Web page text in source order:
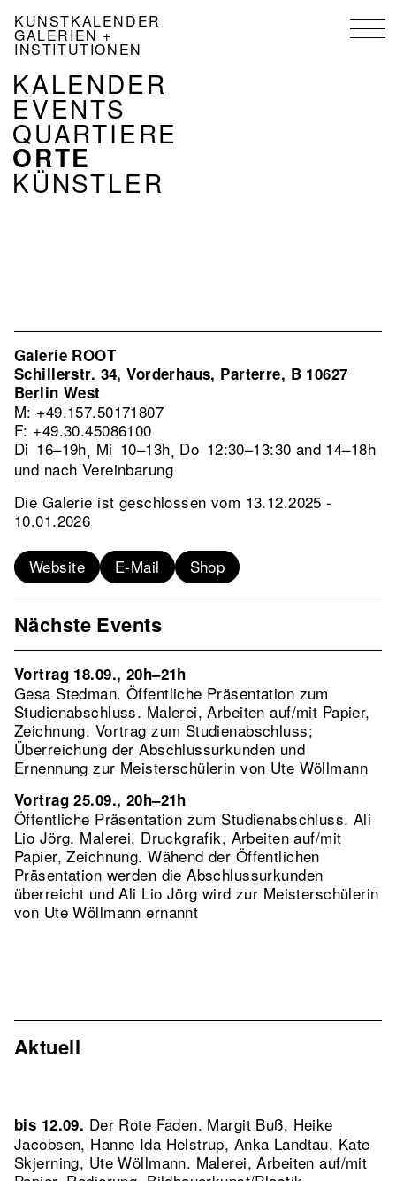
zum
Inhalt
KUNSTKALENDER
GALERIEN +
INSTITUTIONEN
NAVIGATION
KALENDER
DE
KALENDER
EVENTS
QUARTIERE
ORTE
KÜNSTLER
Nächste Events
Vortrag 18.09., 20h–21h
Gesa Stedman. Öffentliche Präsentation zum
Studienabschluss. Malerei, Arbeiten auf/mit Papier,
Zeichnung. Vortrag zum Studienabschluss;
Überreichung der Abschlussurkunden und
Ernennung zur Meisterschülerin von Ute Wöllmann
Vortrag 25.09., 20h–21h
Öffentliche Präsentation zum Studienabschluss. Ali
Lio Jörg. Malerei, Druckgrafik, Arbeiten auf/mit
Papier, Zeichnung. Wähend der Öffentlichen
Präsentation werden die Abschlussurkunden
überreicht und Ali Lio Jörg wird zur Meisterschülerin
von Ute Wöllmann ernannt
Aktuell
bis 12.09. Der Rote Faden. Margit Buß, Heike
Jacobsen, Hanne Ida Helstrup, Anka Landtau, Kate
Skjerning, Ute Wöllmann. Malerei, Arbeiten auf/mit
Galerie ROOT
Schillerstr. 34, Vorderhaus, Parterre, B 10627
Berlin West
M: +49.157.50171807
F: +49.30.45086100
Di 16–19h, Mi 10–13h, Do 12:30–13:30 and 14–18h
und nach Vereinbarung
Die Galerie ist geschlossen vom 13.12.2025 -
10.01.2026
Website E-Mail Shop